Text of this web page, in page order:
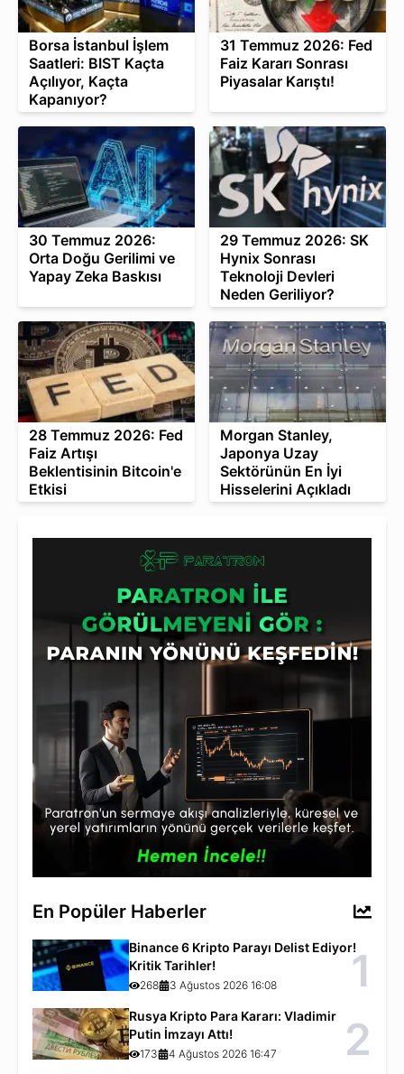
Borsa İstanbul İşlem
Saatleri: BIST Kaçta
Açılıyor, Kaçta
Kapanıyor?
31 Temmuz 2026: Fed
Faiz Kararı Sonrası
Piyasalar Karıştı!
30 Temmuz 2026:
Orta Doğu Gerilimi ve
Yapay Zeka Baskısı
29 Temmuz 2026: SK
Hynix Sonrası
Teknoloji Devleri
Neden Geriliyor?
28 Temmuz 2026: Fed
Faiz Artışı
Beklentisinin Bitcoin'e
Etkisi
Morgan Stanley,
Japonya Uzay
Sektörünün En İyi
Hisselerini Açıkladı
En Popüler Haberler
Binance 6 Kripto Parayı Delist Ediyor!
Kritik Tarihler!
268 3 Ağustos 2026 16:08 1
Rusya Kripto Para Kararı: Vladimir
Putin İmzayı Attı!
173 4 Ağustos 2026 16:47 2